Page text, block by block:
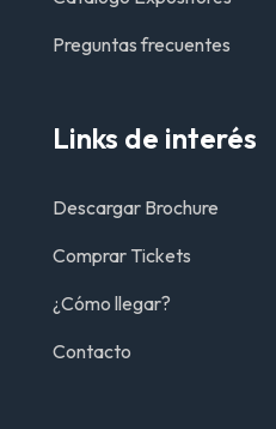
Preguntas frecuentes
Links de interés
Descargar Brochure
Comprar Tickets
¿Cómo llegar?
Contacto